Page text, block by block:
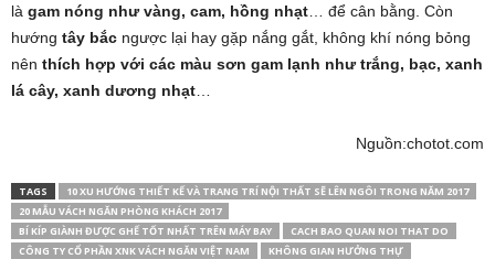
là gam nóng như vàng, cam, hồng nhạt … để cân bằng. Còn
hướng tây bắc ngược lại hay gặp nắng gắt, không khí nóng bỏng
nên thích hợp với các màu sơn gam lạnh như trắng, bạc, xanh
lá cây, xanh dương nhạt
Nguồn:chotot.com
TAGS
10 XU HƯỚNG THIẾT KẾ VÀ TRANG TRÍ NỘI THẤT SẼ LÊN NGÔI TRONG NĂM 2017
20 MẪU VÁCH NGĂN PHÒNG KHÁCH 2017
BÍ KÍP GIÀNH ĐƯỢC GHẾ TỐT NHẤT TRÊN MÁY BAY
CACH BAO QUAN NOI THAT DO
CÔNG TY CỔ PHẦN XNK VÁCH NGĂN VIỆT NAM
KHÔNG GIAN HƯỞNG THỰ